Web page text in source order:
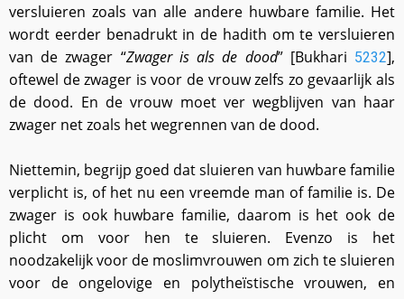
versluieren zoals van alle andere huwbare familie. Het
wordt eerder benadrukt in de hadith om te versluieren
van de zwager “Zwager is als de dood” [Bukhari 5232],
oftewel de zwager is voor de vrouw zelfs zo gevaarlijk als
de dood. En de vrouw moet ver wegblijven van haar
zwager net zoals het wegrennen van de dood.
Niettemin, begrijp goed dat sluieren van huwbare familie
verplicht is, of het nu een vreemde man of familie is. De
zwager is ook huwbare familie, daarom is het ook de
plicht om voor hen te sluieren. Evenzo is het
noodzakelijk voor de moslimvrouwen om zich te sluieren
voor de ongelovige en polytheïstische vrouwen, en